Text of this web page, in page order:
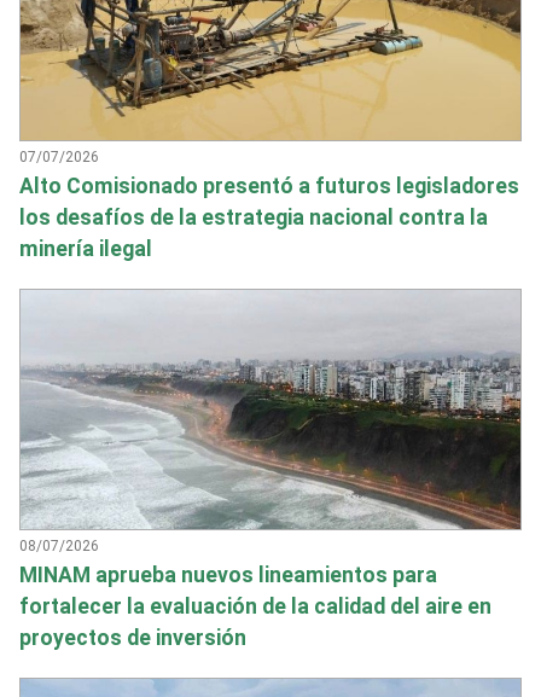
07/07/2026
Alto Comisionado presentó a futuros legisladores
los desafíos de la estrategia nacional contra la
minería ilegal
08/07/2026
MINAM aprueba nuevos lineamientos para
fortalecer la evaluación de la calidad del aire en
proyectos de inversión